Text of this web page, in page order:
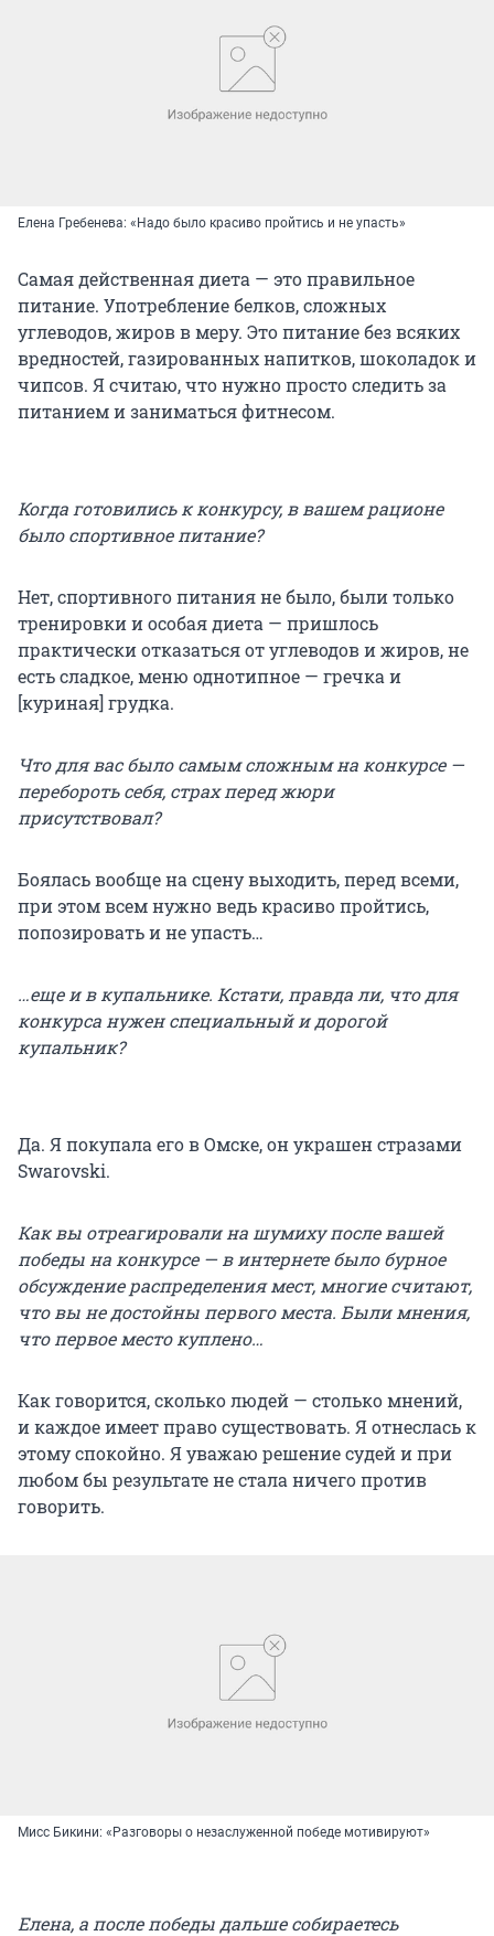
Елена Гребенева: «Надо было красиво пройтись и не упасть»
Самая действенная диета — это правильное
питание. Употребление белков, сложных
углеводов, жиров в меру. Это питание без всяких
вредностей, газированных напитков, шоколадок и
чипсов. Я считаю, что нужно просто следить за
питанием и заниматься фитнесом.
Когда готовились к конкурсу, в вашем рационе
было спортивное питание?
Нет, спортивного питания не было, были только
тренировки и особая диета — пришлось
практически отказаться от углеводов и жиров, не
есть сладкое, меню однотипное — гречка и
[куриная] грудка.
Что для вас было самым сложным на конкурсе —
перебороть себя, страх перед жюри
присутствовал?
Боялась вообще на сцену выходить, перед всеми,
при этом всем нужно ведь красиво пройтись,
попозировать и не упасть…
…еще и в купальнике. Кстати, правда ли, что для
конкурса нужен специальный и дорогой
купальник?
Да. Я покупала его в Омске, он украшен стразами
Swarovski.
Как вы отреагировали на шумиху после вашей
победы на конкурсе — в интернете было бурное
обсуждение распределения мест, многие считают,
что вы не достойны первого места. Были мнения,
что первое место куплено…
Как говорится, сколько людей — столько мнений,
и каждое имеет право существовать. Я отнеслась к
этому спокойно. Я уважаю решение судей и при
любом бы результате не стала ничего против
говорить.
Мисс Бикини: «Разговоры о незаслуженной победе мотивируют»
Елена, а после победы дальше собираетесь